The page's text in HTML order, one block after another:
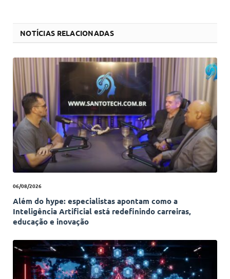
NOTÍCIAS RELACIONADAS
06/08/2026
Além do hype: especialistas apontam como a
Inteligência Artificial está redefinindo carreiras,
educação e inovação